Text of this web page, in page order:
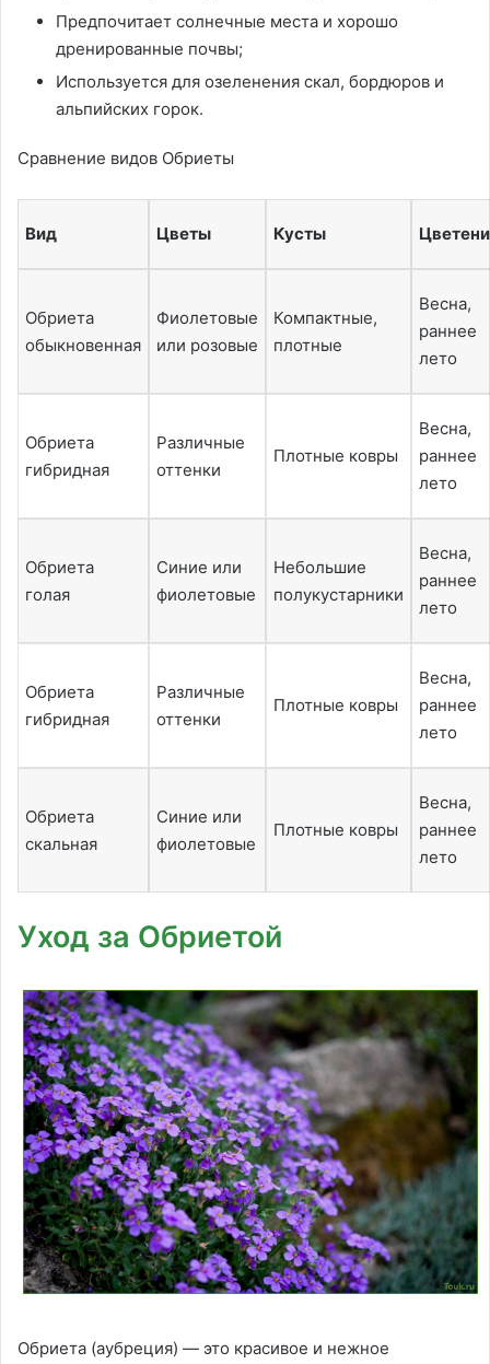
Предпочитает солнечные места и хорошо
дренированные почвы;
Используется для озеленения скал, бордюров и
альпийских горок.
Сравнение видов Обриеты
Вид Цветы Кусты
Обриета
обыкновенная
Фиолетовые
или розовые
Компактные,
плотные
Весна,
раннее
лето
Обриета
гибридная
Различные
оттенки
Плотные ковры
Весна,
раннее
лето
Обриета
голая
Синие или
фиолетовые
Небольшие
полукустарники
Весна,
раннее
лето
Обриета
гибридная
Различные
оттенки
Плотные ковры
Весна,
раннее
лето
Обриета
скальная
Синие или
фиолетовые
Плотные ковры
Весна,
раннее
лето
Уход за Обриетой
Обриета (аубреция) — это красивое и нежное